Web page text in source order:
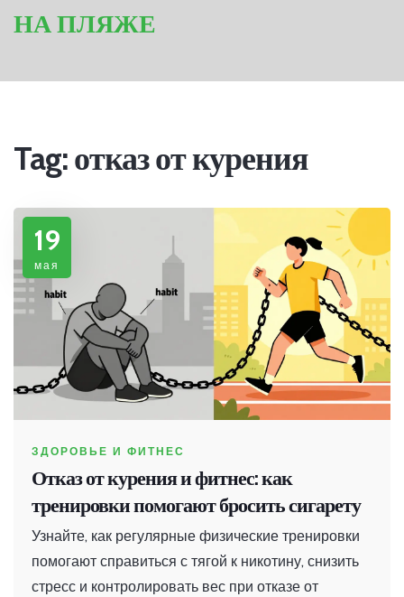
НА ПЛЯЖЕ
Tag: отказ от курения
19
мая
ЗДОРОВЬЕ И ФИТНЕС
Отказ от курения и фитнес: как
тренировки помогают бросить сигарету
Узнайте, как регулярные физические тренировки
помогают справиться с тягой к никотину, снизить
стресс и контролировать вес при отказе от